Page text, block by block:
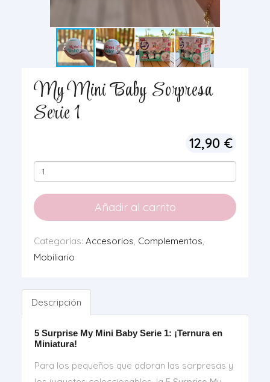
My Mini Baby Sorpresa
Serie 1
12,90 €
My
Mini
Baby
Sorpresa
Añadir al carrito
Categorías: Accesorios, Complementos,
Mobiliario
Descripción
5 Surprise My Mini Baby Serie 1: ¡Ternura en
Miniatura!
Para los pequeños que adoran las sorpresas y